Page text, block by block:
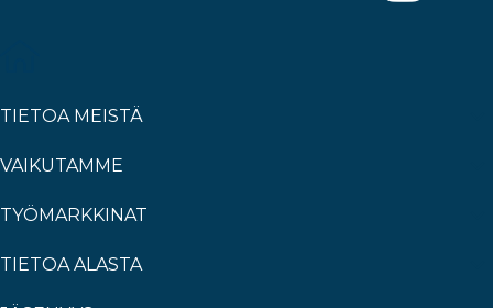
TIETOA MEISTÄ
VAIKUTAMME
TYÖMARKKINAT
TIETOA ALASTA